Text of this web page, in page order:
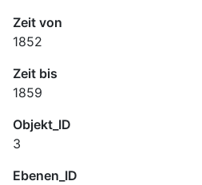
Zeit von
1852
Zeit bis
1859
Objekt_ID
3
Ebenen_ID